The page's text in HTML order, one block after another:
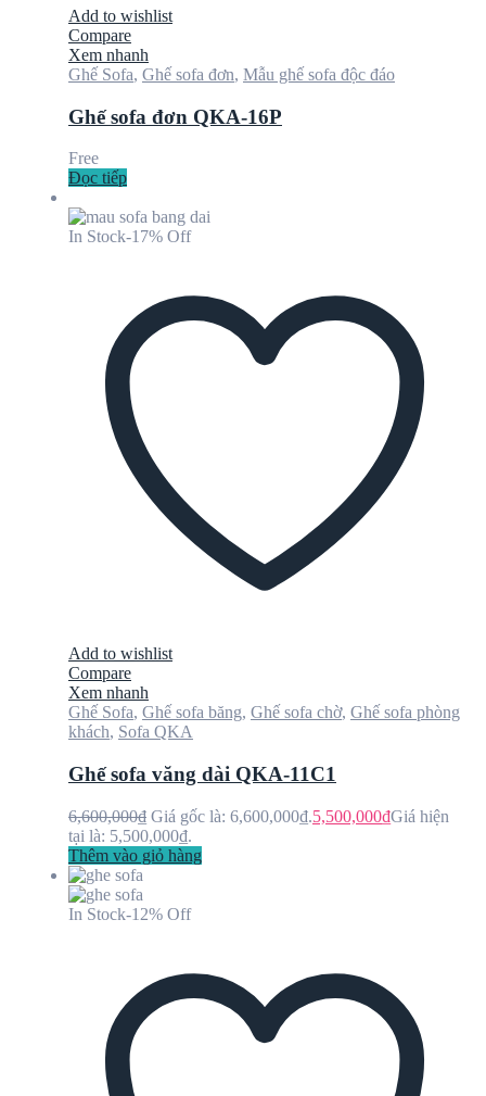
Add to wishlist
Compare
Xem nhanh
Ghế Sofa, Ghế sofa đơn, Mẫu ghế sofa độc đáo
Ghế sofa đơn QKA-16P
Free
Đọc tiếp
In Stock-17% Off
Add to wishlist
Compare
Xem nhanh
Ghế Sofa, Ghế sofa băng, Ghế sofa chờ, Ghế sofa phòng
khách, Sofa QKA
Ghế sofa văng dài QKA-11C1
6,600,000₫ Giá gốc là: 6,600,000₫.5,500,000₫Giá hiện
tại là: 5,500,000₫.
Thêm vào giỏ hàng
In Stock-12% Off